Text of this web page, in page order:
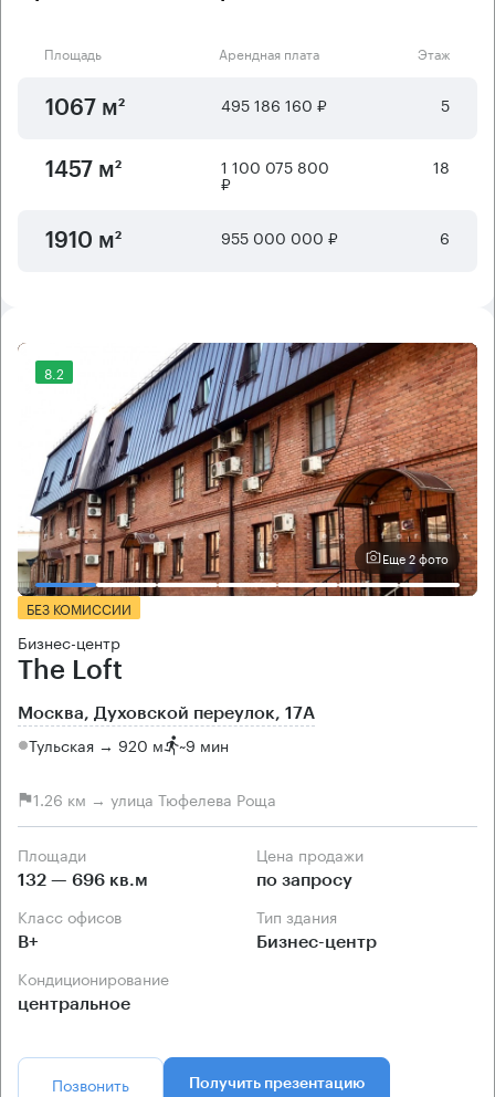
Площадь Арендная плата Этаж
1067 м² 495 186 160 ₽ 5
1457 м² 1 100 075 800
₽
18
1910 м² 955 000 000 ₽ 6
8.2
Еще 2 фото
БЕЗ КОМИССИИ
Бизнес-центр
The Loft
Москва, Духовской переулок, 17А
Тульская → 920 м ~9 мин
1.26 км → улица Тюфелева Роща
Площади
132 — 696 кв.м
Цена продажи
по запросу
Класс офисов
B+
Тип здания
Бизнес-центр
Кондиционирование
центральное
Позвонить Получить презентацию